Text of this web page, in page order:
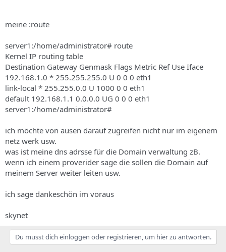
meine :route
server1:/home/administrator# route
Kernel IP routing table
Destination Gateway Genmask Flags Metric Ref Use Iface
192.168.1.0 * 255.255.255.0 U 0 0 0 eth1
link-local * 255.255.0.0 U 1000 0 0 eth1
default 192.168.1.1 0.0.0.0 UG 0 0 0 eth1
server1:/home/administrator#
ich möchte von ausen darauf zugreifen nicht nur im eigenem
netz werk usw.
was ist meine dns adrsse für die Domain verwaltung zB.
wenn ich einem proverider sage die sollen die Domain auf
meinem Server weiter leiten usw.
ich sage dankeschön im voraus
skynet
Du musst dich einloggen oder registrieren, um hier zu antworten.